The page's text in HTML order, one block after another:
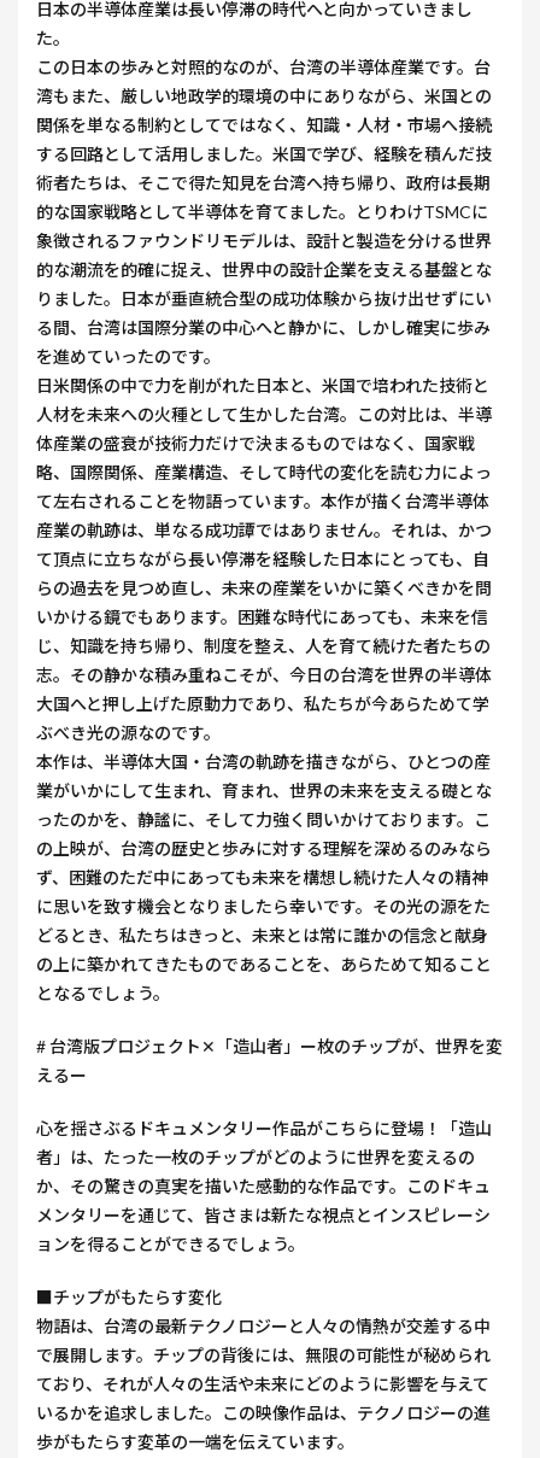
日本の半導体産業は長い停滞の時代へと向かっていきまし
た。
この日本の歩みと対照的なのが、台湾の半導体産業です。台
湾もまた、厳しい地政学的環境の中にありながら、米国との
関係を単なる制約としてではなく、知識・人材・市場へ接続
する回路として活用しました。米国で学び、経験を積んだ技
術者たちは、そこで得た知見を台湾へ持ち帰り、政府は長期
的な国家戦略として半導体を育てました。とりわけTSMCに
象徴されるファウンドリモデルは、設計と製造を分ける世界
的な潮流を的確に捉え、世界中の設計企業を支える基盤とな
りました。日本が垂直統合型の成功体験から抜け出せずにい
る間、台湾は国際分業の中心へと静かに、しかし確実に歩み
を進めていったのです。
日米関係の中で力を削がれた日本と、米国で培われた技術と
人材を未来への火種として生かした台湾。この対比は、半導
体産業の盛衰が技術力だけで決まるものではなく、国家戦
略、国際関係、産業構造、そして時代の変化を読む力によっ
て左右されることを物語っています。本作が描く台湾半導体
産業の軌跡は、単なる成功譚ではありません。それは、かつ
て頂点に立ちながら長い停滞を経験した日本にとっても、自
らの過去を見つめ直し、未来の産業をいかに築くべきかを問
いかける鏡でもあります。困難な時代にあっても、未来を信
じ、知識を持ち帰り、制度を整え、人を育て続けた者たちの
志。その静かな積み重ねこそが、今日の台湾を世界の半導体
大国へと押し上げた原動力であり、私たちが今あらためて学
ぶべき光の源なのです。
本作は、半導体大国・台湾の軌跡を描きながら、ひとつの産
業がいかにして生まれ、育まれ、世界の未来を支える礎とな
ったのかを、静謐に、そして力強く問いかけております。こ
の上映が、台湾の歴史と歩みに対する理解を深めるのみなら
ず、困難のただ中にあっても未来を構想し続けた人々の精神
に思いを致す機会となりましたら幸いです。その光の源をた
どるとき、私たちはきっと、未来とは常に誰かの信念と献身
の上に築かれてきたものであることを、あらためて知ること
となるでしょう。
# 台湾版プロジェクト✕「造山者」ー枚のチップが、世界を変
えるー
心を揺さぶるドキュメンタリー作品がこちらに登場！「造山
者」は、たった一枚のチップがどのように世界を変えるの
か、その驚きの真実を描いた感動的な作品です。このドキュ
メンタリーを通じて、皆さまは新たな視点とインスピレーシ
ョンを得ることができるでしょう。
■チップがもたらす変化
物語は、台湾の最新テクノロジーと人々の情熱が交差する中
で展開します。チップの背後には、無限の可能性が秘められ
ており、それが人々の生活や未来にどのように影響を与えて
いるかを追求しました。この映像作品は、テクノロジーの進
歩がもたらす変革の一端を伝えています。